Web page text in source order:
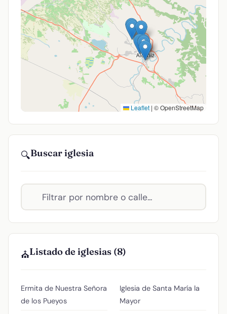
Leaflet | © OpenStreetMap
🔍Buscar iglesia
⛪Listado de iglesias (8)
Ermita de Nuestra Señora
de los Pueyos
Iglesia de Santa María la
Mayor